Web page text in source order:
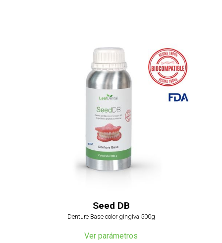
Seed DB
Denture Base color gingiva 500g
Ver parámetros